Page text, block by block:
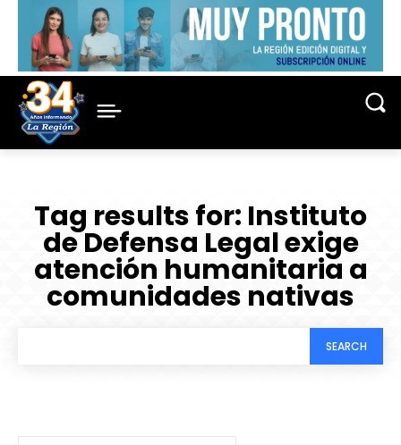
Tag results for: Instituto
de Defensa Legal exige
atención humanitaria a
comunidades nativas
SEARCH